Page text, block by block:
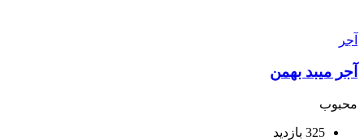
آجر
آجر میبد بهمن
محبوب
325 بازدید